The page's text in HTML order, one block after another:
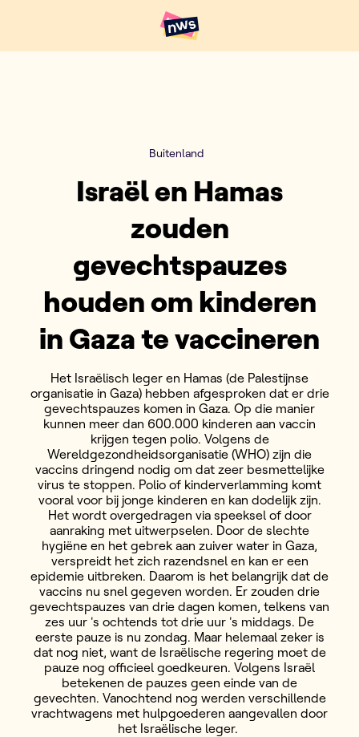
Hoofdpunten VRT NWS
Buitenland
Israël en Hamas
zouden
gevechtspauzes
houden om kinderen
in Gaza te vaccineren
Het Israëlisch leger en Hamas (de Palestijnse
organisatie in Gaza) hebben afgesproken dat er drie
gevechtspauzes komen in Gaza. Op die manier
kunnen meer dan 600.000 kinderen aan vaccin
krijgen tegen polio. Volgens de
Wereldgezondheidsorganisatie (WHO) zijn die
vaccins dringend nodig om dat zeer besmettelijke
virus te stoppen. Polio of kinderverlamming komt
vooral voor bij jonge kinderen en kan dodelijk zijn.
Het wordt overgedragen via speeksel of door
aanraking met uitwerpselen. Door de slechte
hygiëne en het gebrek aan zuiver water in Gaza,
verspreidt het zich razendsnel en kan er een
epidemie uitbreken. Daarom is het belangrijk dat de
vaccins nu snel gegeven worden. Er zouden drie
gevechtspauzes van drie dagen komen, telkens van
zes uur 's ochtends tot drie uur 's middags. De
eerste pauze is nu zondag. Maar helemaal zeker is
dat nog niet, want de Israëlische regering moet de
pauze nog officieel goedkeuren. Volgens Israël
betekenen de pauzes geen einde van de
gevechten. Vanochtend nog werden verschillende
vrachtwagens met hulpgoederen aangevallen door
het Israëlische leger.